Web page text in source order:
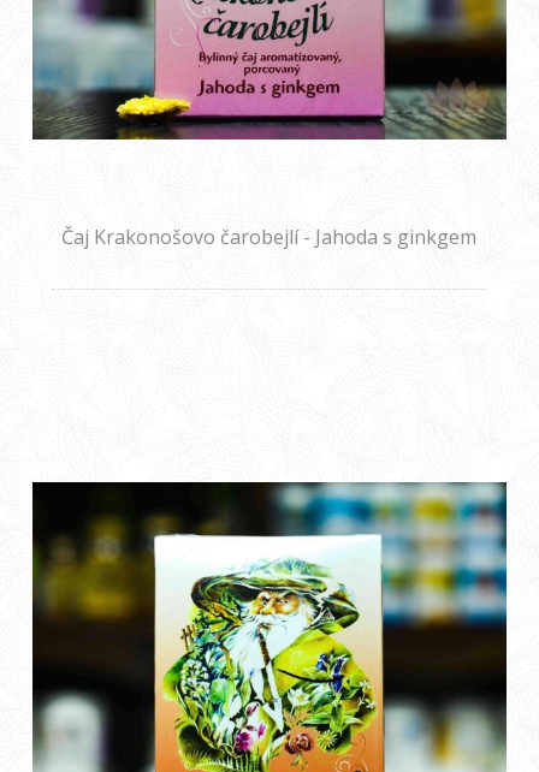
Čaj Krakonošovo čarobejlí - Jahoda s ginkgem